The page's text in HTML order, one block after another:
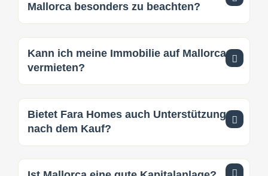
Mallorca besonders zu beachten?
Kann ich meine Immobilie auf Mallorca
vermieten?
Bietet Fara Homes auch Unterstützung
nach dem Kauf?